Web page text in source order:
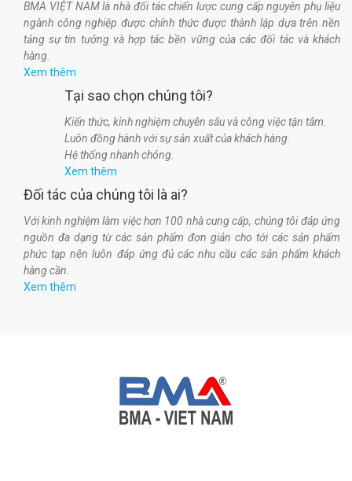
BMA VIỆT NAM là nhà đối tác chiến lược cung cấp nguyên phụ liệu
ngành công nghiệp được chính thức được thành lập dựa trên nền
tảng sự tin tưởng và hợp tác bền vững của các đối tác và khách
hàng.
Xem thêm
Tại sao chọn chúng tôi?
Kiến thức, kinh nghiệm chuyên sâu và công việc tận tâm.
Luôn đồng hành với sự sản xuất của khách hàng.
Hệ thống nhanh chóng.
Xem thêm
Đối tác của chúng tôi là ai?
Với kinh nghiệm làm việc hơn 100 nhà cung cấp, chúng tôi đáp ứng
nguồn đa dạng từ các sản phẩm đơn giản cho tới các sản phẩm
phức tạp nên luôn đáp ứng đủ các nhu cầu các sản phẩm khách
hàng cần.
Xem thêm